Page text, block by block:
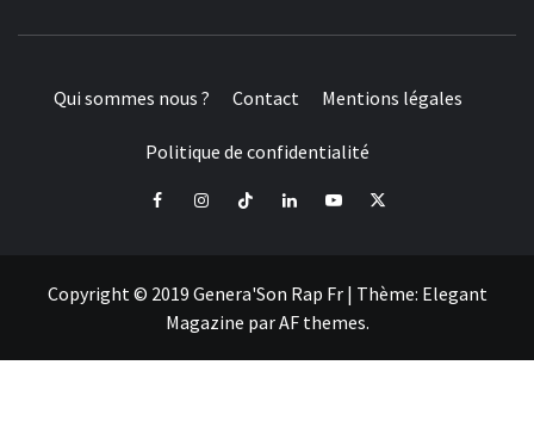
Qui sommes nous ? Contact Mentions légales
Politique de confidentialité
FacebookInstagramTiktok LinkedInYoutube
X
Copyright © 2019 Genera'Son Rap Fr | Thème: Elegant
Magazine parAF themes.